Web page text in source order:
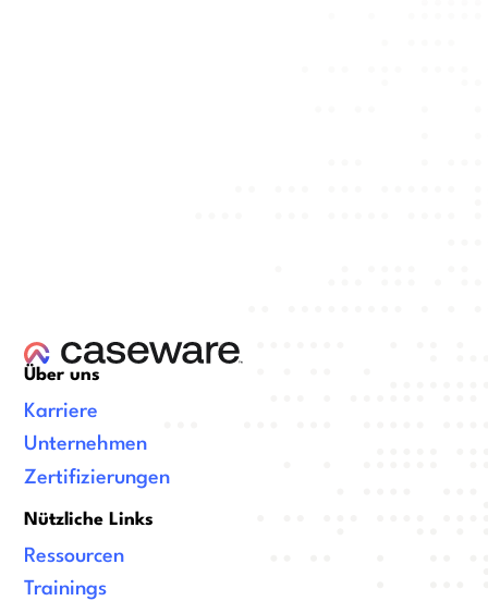
Über uns
Karriere
Unternehmen
Zertifizierungen
Nützliche Links
Ressourcen
Trainings